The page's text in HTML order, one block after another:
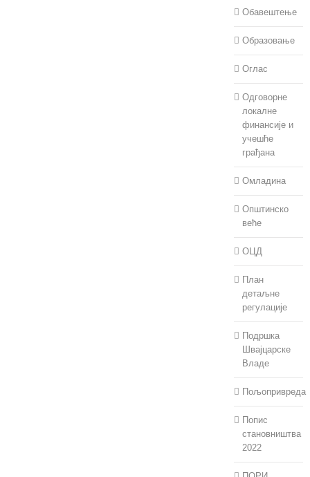
Обавештење
Образовање
Оглас
Одговорне
локалне
финансије и
учешће
грађана
Омладина
Општинско
веће
ОЦД
План
детаљне
регулације
Подршка
Швајцарске
Владе
Пољопривреда
Попис
становништва
2022